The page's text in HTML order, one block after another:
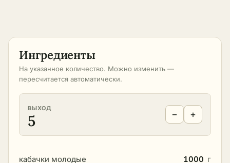
Ингредиенты
На указанное количество. Можно изменить —
пересчитается автоматически.
ВЫХОД
5 − +
кабачки молодые 1000 г